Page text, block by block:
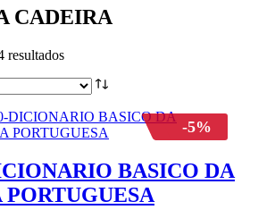
CADEIRA
resultados
-5%
BASICO DA